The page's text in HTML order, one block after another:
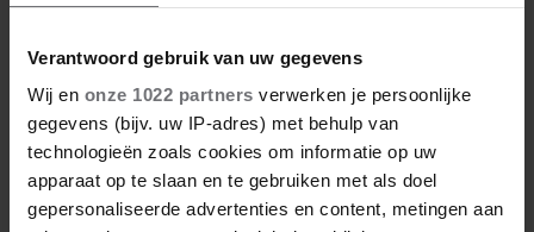
Verantwoord gebruik van uw gegevens
Wij en onze 1022 partners verwerken je persoonlijke
gegevens (bijv. uw IP-adres) met behulp van
technologieën zoals cookies om informatie op uw
apparaat op te slaan en te gebruiken met als doel
gepersonaliseerde advertenties en content, metingen aan